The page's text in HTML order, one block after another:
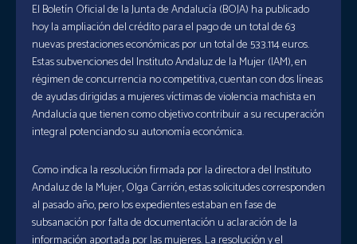
El Boletín Oficial de la Junta de Andalucía (BOJA) ha publicado
hoy la ampliación del crédito para el pago de un total de 63
nuevas prestaciones económicas por un total de 533.114 euros.
Estas subvenciones del Instituto Andaluz de la Mujer (IAM), en
régimen de concurrencia no competitiva, cuentan con dos líneas
de ayudas dirigidas a mujeres víctimas de violencia machista en
Andalucía que tienen como objetivo contribuir a su recuperación
integral potenciando su autonomía económica.
Como indica la resolución firmada por la directora del Instituto
Andaluz de la Mujer, Olga Carrión, estas solicitudes corresponden
al pasado año, pero los expedientes estaban en fase de
subsanación por falta de documentación u aclaración de la